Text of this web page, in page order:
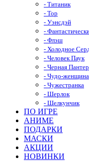
- Титаник
- Тор
- Уэнсдэй
-
- Флэш
- Холодное
- Человек Паук
- Черная
- Чудо-женщина
- Чужестранка
- Шерлок
- Щелкунчик
ПО ИГРЕ
АНИМЕ
ПОДАРКИ
МАСКИ
АКЦИИ
НОВИНКИ